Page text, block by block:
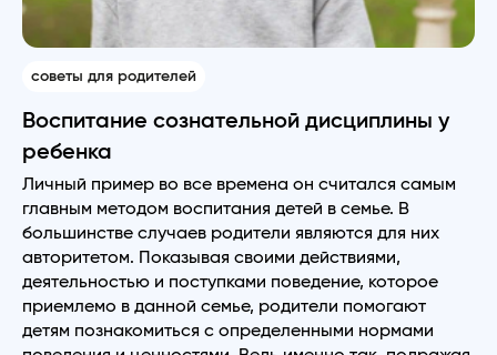
советы для родителей
Воспитание сознательной дисциплины у
ребенка
Личный пример во все времена он считался самым
главным методом воспитания детей в семье. В
большинстве случаев родители являются для них
авторитетом. Показывая своими действиями,
деятельностью и поступками поведение, которое
приемлемо в данной семье, родители помогают
детям познакомиться с определенными нормами